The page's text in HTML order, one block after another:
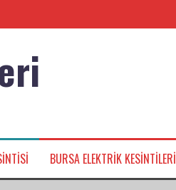
BURSA ELEKTRIK KESINTILERI